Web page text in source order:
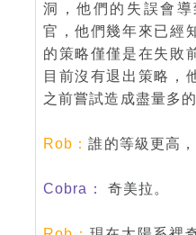
洞，他們的失誤會
官，他們幾年來已經
的策略僅僅是在失敗
目前沒有退出策略，
之前嘗試造成盡量多的
Rob：誰的等級更高
Cobra： 奇美拉。